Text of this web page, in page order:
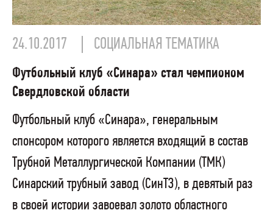
24.10.2017 СОЦИАЛЬНАЯ ТЕМАТИКА
Футбольный клуб «Синара» стал чемпионом
Свердловской области
Футбольный клуб «Синара», генеральным
спонсором которого является входящий в состав
Трубной Металлургической Компании (ТМК)
Синарский трубный завод (СинТЗ), в девятый раз
в своей истории завоевал золото областного